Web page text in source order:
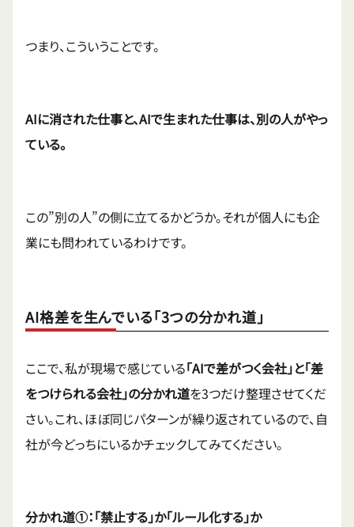
つまり、こういうことです。
AIに消された仕事と、AIで生まれた仕事は、別の人がやっ
ている。
この”別の人”の側に立てるかどうか。それが個人にも企
業にも問われているわけです。
AI格差を生んでいる「3つの分かれ道」
ここで、私が現場で感じている「AIで差がつく会社」と「差
をつけられる会社」の分かれ道を3つだけ整理させてくだ
さい。これ、ほぼ同じパターンが繰り返されているので、自
社が今どっちにいるかチェックしてみてください。
分かれ道①：「禁止する」か「ルール化する」か